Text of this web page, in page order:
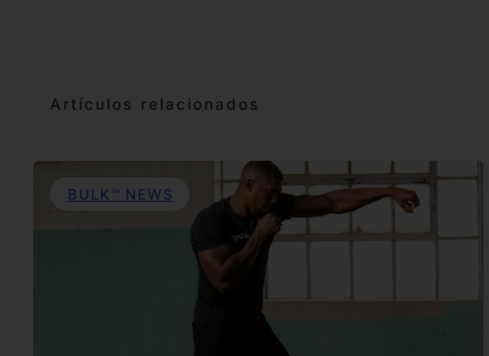
Artículos relacionados
BULK™ NEWS